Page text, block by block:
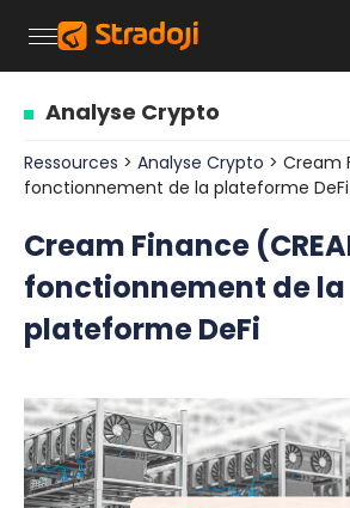
Analyse Crypto
Ressources > Analyse Crypto > Cream
fonctionnement de la plateforme DeFi
Cream Finance
fonctionnement de la
plateforme DeFi